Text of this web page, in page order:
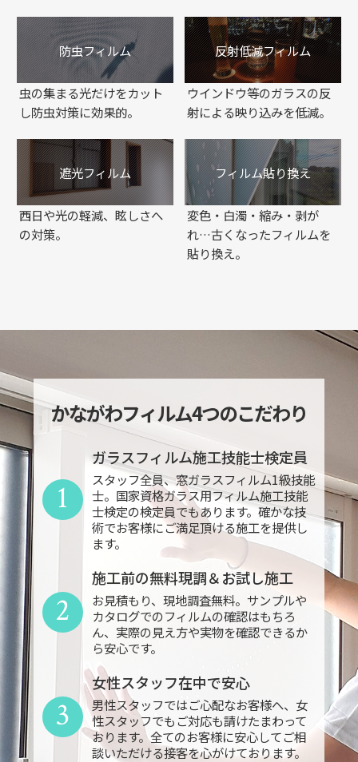
防虫フィルム
虫の集まる光だけをカット
し防虫対策に効果的。
反射低減フィルム
ウインドウ等のガラスの反
射による映り込みを低減。
遮光フィルム
西日や光の軽減、眩しさへ
の対策。
フィルム貼り換え
変色・白濁・縮み・剥が
れ…古くなったフィルムを
貼り換え。
かながわフィルム4つのこだわり
ガラスフィルム施工技能士検定員
スタッフ全員、窓ガラスフィルム1級技能
士。国家資格ガラス用フィルム施工技能
士検定の検定員でもあります。確かな技
術でお客様にご満足頂ける施工を提供し
ます。
1
施工前の無料現調＆お試し施工
お見積もり、現地調査無料。サンプルや
カタログでのフィルムの確認はもちろ
ん、実際の見え方や実物を確認できるか
ら安心です。
2
女性スタッフ在中で安心
男性スタッフではご心配なお客様へ、女
性スタッフでもご対応も請けたまわって
おります。全てのお客様に安心してご相
談いただける接客を心がけております。
3